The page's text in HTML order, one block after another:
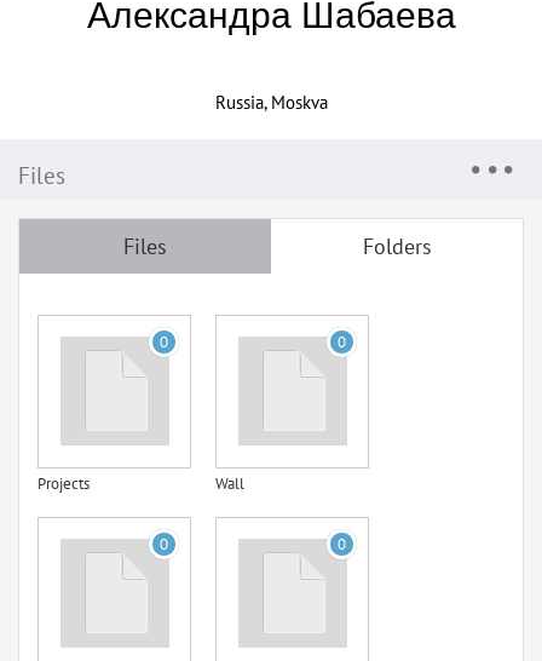
Александра Шабаева
Russia, Moskva
Files
Files Folders
0
Projects
0
Wall
0 0